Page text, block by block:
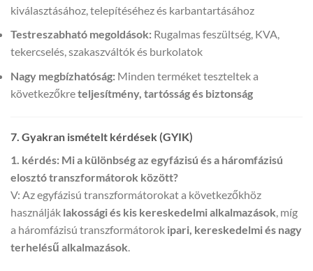
kiválasztásához, telepítéséhez és karbantartásához
Testreszabható megoldások: Rugalmas feszültség, KVA,
tekercselés, szakaszváltók és burkolatok
Nagy megbízhatóság: Minden terméket teszteltek a
következőkreteljesítmény, tartósság és biztonság
7. Gyakran ismételt kérdések (GYIK)
1. kérdés: Mi a különbség az egyfázisú és a háromfázisú
elosztó transzformátorok között?
V: Az egyfázisú transzformátorokat a következőkhöz
használják lakossági és kis kereskedelmi alkalmazások , míg
a háromfázisú transzformátorok ipari, kereskedelmi és nagy
terhelésű alkalmazások